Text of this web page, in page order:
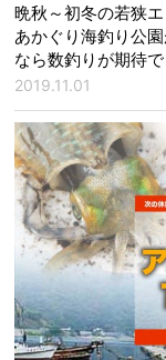
晩秋～初冬の若狭
あかぐり海釣り公
なら数釣りが期待
2019.11.01